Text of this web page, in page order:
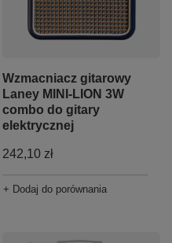
Wzmacniacz gitarowy
Laney MINI-LION 3W
combo do gitary
elektrycznej
242,10 zł
+ Dodaj do porównania